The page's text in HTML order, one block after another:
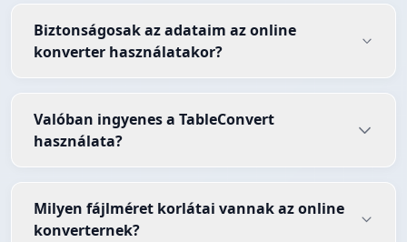
Biztonságosak az adataim az online
konverter használatakor?
Valóban ingyenes a TableConvert
használata?
Milyen fájlméret korlátai vannak az online
konverternek?